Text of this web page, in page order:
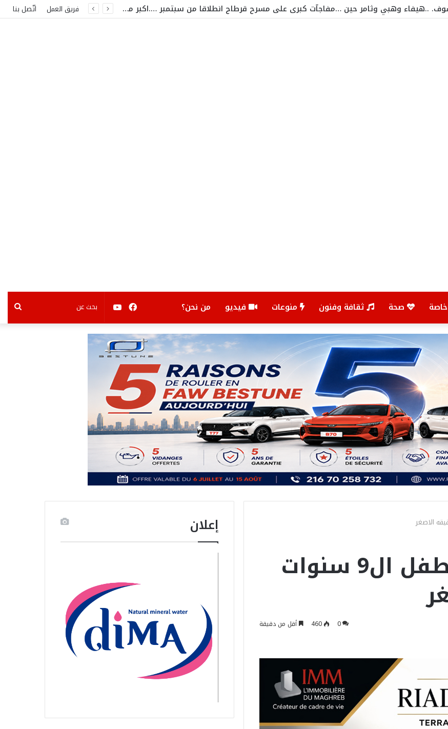
من بينهم نانسي ..جورج وسوف. ..هيفاء وهبي وثامر حين …مفاجآت كبرى على مسرح قرطاج انطلاقا من سبتمبر ….اكبر مشاهير الفن العربي في تونس فريق العمل اتّصل بنا
خاصة صحة ثقافة وفنون منوعات فيديو من نحن؟ بحث يوتيوبفيسبوك
فظيع في الكاف: طفل ال9 سنوات
0
460 أقل من دقيقة
إعلان